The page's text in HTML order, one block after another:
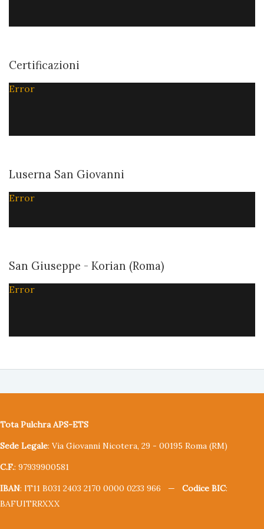
Certificazioni
Error
Luserna San Giovanni
Error
San Giuseppe - Korian (Roma)
Error
Tota Pulchra APS-ETS
Sede Legale: Via Giovanni Nicotera, 29 - 00195 Roma (RM)
C.F.: 97939900581
IBAN: IT11 B031 2403 2170 0000 0233 966 — Codice BIC:
BAFUITRRXXX